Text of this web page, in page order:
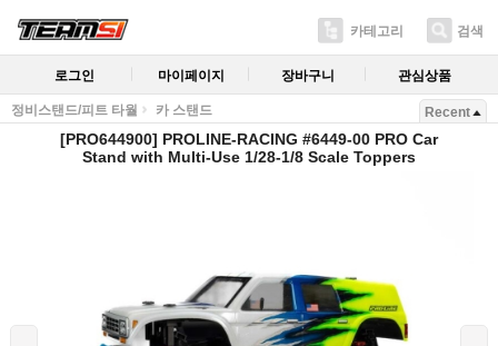
카테고리 검색
로그인 마이페이지 장바구니 관심상품
정비스탠드/피트 타월 카 스탠드 Recent
[PRO644900] PROLINE-RACING #6449-00 PRO Car
Stand with Multi-Use 1/28-1/8 Scale Toppers